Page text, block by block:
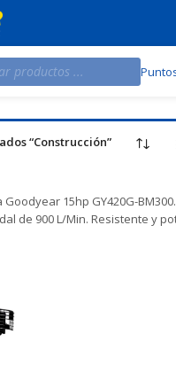
“Construcción”
15hp GY420G-
de 900 L/Min. Resistente y